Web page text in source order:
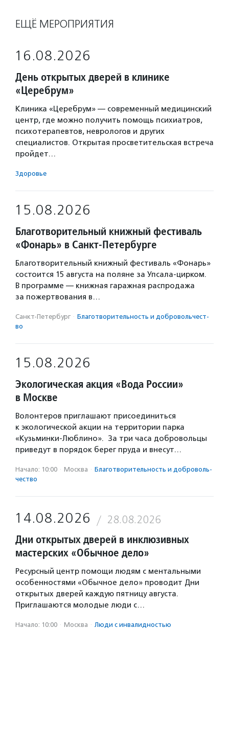
ЕЩЁ МЕРОПРИЯТИЯ
16.08.2026
День открытых дверей в клинике
«Церебрум»
Клиника «Церебрум» — современный медицинский
центр, где можно получить помощь психиатров,
психотерапевтов, неврологов и других
специалистов. Открытая просветительская встреча
пройдет…
Здоровье
15.08.2026
Благотворительный книжный фестиваль
«Фонарь» в Санкт-Петербурге
Благотворительный книжный фестиваль «Фонарь»
состоится 15 августа на поляне за Упсала-цирком.
В программе — книжная гаражная распродажа
за пожертвования в…
Санкт-Петербург · Благотвори­тель­ность и доброволь­чест­
во
15.08.2026
Экологическая акция «Вода России»
в Москве
Волонтеров приглашают присоединиться
к экологической акции на территории парка
«Кузьминки-Люблино». За три часа добровольцы
приведут в порядок берег пруда и внесут…
Начало: 10:00 · Москва · Благотвори­тель­ность и доброволь­
чест­во
14.08.2026 28.08.2026
Дни открытых дверей в инклюзивных
мастерских «Обычное дело»
Ресурсный центр помощи людям с ментальными
особенностями «Обычное дело» проводит Дни
открытых дверей каждую пятницу августа.
Приглашаются молодые люди с…
Начало: 10:00 · Москва · Люди с инвалидностью